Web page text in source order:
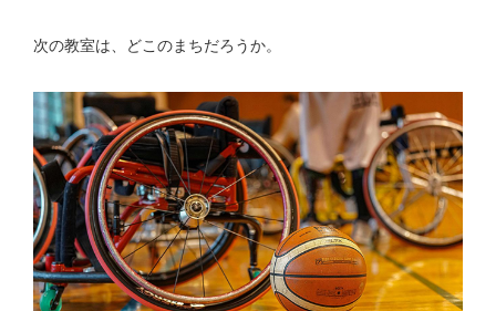
次の教室は、どこのまちだろうか。